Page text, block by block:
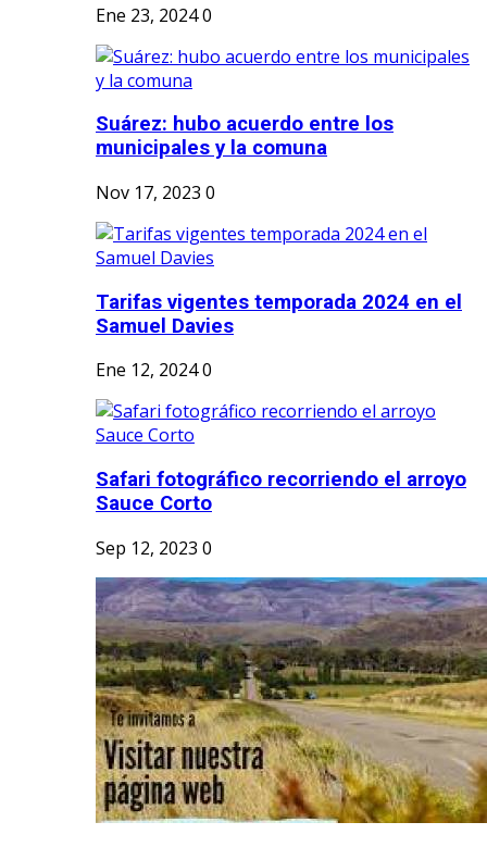
Ene 23, 20240
Suárez: hubo acuerdo entre los
municipales y la comuna
Nov 17, 2023 0
Tarifas vigentes temporada 2024 en el
Samuel Davies
Ene 12, 20240
Safari fotográfico recorriendo el arroyo
Sauce Corto
Sep 12, 2023 0